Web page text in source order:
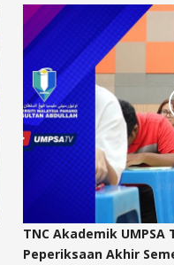
TNC Akademik
Peperiksaan Akhir